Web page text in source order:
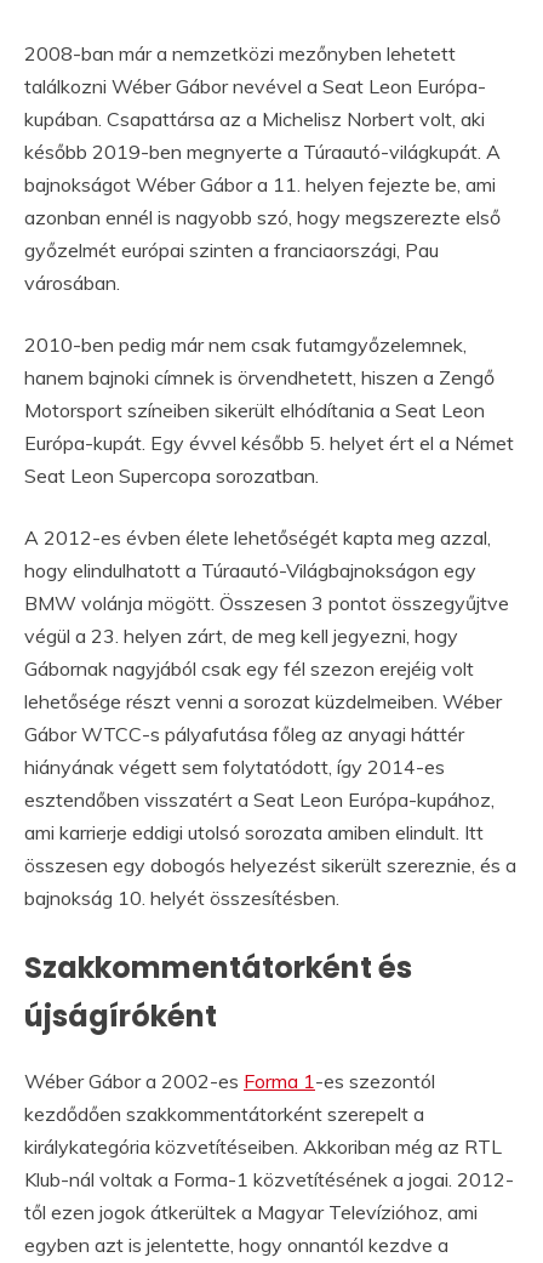
2008-ban már a nemzetközi mezőnyben lehetett
találkozni Wéber Gábor nevével a Seat Leon Európa-
kupában. Csapattársa az a Michelisz Norbert volt, aki
később 2019-ben megnyerte a Túraautó-világkupát. A
bajnokságot Wéber Gábor a 11. helyen fejezte be, ami
azonban ennél is nagyobb szó, hogy megszerezte első
győzelmét európai szinten a franciaországi, Pau
városában.
2010-ben pedig már nem csak futamgyőzelemnek,
hanem bajnoki címnek is örvendhetett, hiszen a Zengő
Motorsport színeiben sikerült elhódítania a Seat Leon
Európa-kupát. Egy évvel később 5. helyet ért el a Német
Seat Leon Supercopa sorozatban.
A 2012-es évben élete lehetőségét kapta meg azzal,
hogy elindulhatott a Túraautó-Világbajnokságon egy
BMW volánja mögött. Összesen 3 pontot összegyűjtve
végül a 23. helyen zárt, de meg kell jegyezni, hogy
Gábornak nagyjából csak egy fél szezon erejéig volt
lehetősége részt venni a sorozat küzdelmeiben. Wéber
Gábor WTCC-s pályafutása főleg az anyagi háttér
hiányának végett sem folytatódott, így 2014-es
esztendőben visszatért a Seat Leon Európa-kupához,
ami karrierje eddigi utolsó sorozata amiben elindult. Itt
összesen egy dobogós helyezést sikerült szereznie, és a
bajnokság 10. helyét összesítésben.
Szakkommentátorként és
újságíróként
Wéber Gábor a 2002-es Forma 1 -es szezontól
kezdődően szakkommentátorként szerepelt a
királykategória közvetítéseiben. Akkoriban még az RTL
Klub-nál voltak a Forma-1 közvetítésének a jogai. 2012-
től ezen jogok átkerültek a Magyar Televízióhoz, ami
egyben azt is jelentette, hogy onnantól kezdve a